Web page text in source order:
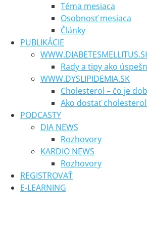
Téma mesiaca
Osobnosť mesiaca
Články
PUBLIKÁCIE
Rady a tipy ako
WWW.DYSLIPIDEMIA.SK
Cholesterol – čo je
Ako dostať
PODCASTY
DIA NEWS
Rozhovory
KARDIO NEWS
Rozhovory
REGISTROVAŤ
E-LEARNING